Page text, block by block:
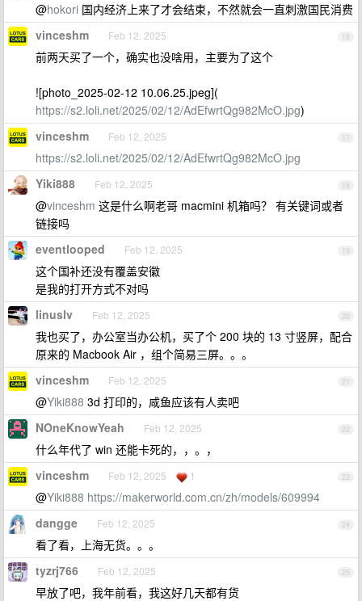
@hokori 国内经济上来了才会结束，不然就会一直刺激国民消费
16
vinceshm Feb 12, 2025
前两天买了一个，确实也没啥用，主要为了这个
![photo_2025-02-12 10.06.25.jpeg](
https://s2.loli.net/2025/02/12/AdEfwrtQg982McO.jpg)
17
vinceshm Feb 12, 2025
https://s2.loli.net/2025/02/12/AdEfwrtQg982McO.jpg
18
Yiki888 Feb 12, 2025
@vinceshm 这是什么啊老哥 macmini 机箱吗？ 有关键词或者
链接吗
19
eventlooped Feb 12, 2025
这个国补还没有覆盖安徽
是我的打开方式不对吗
20
linuslv Feb 12, 2025
我也买了，办公室当办公机，买了个 200 块的 13 寸竖屏，配合
原来的 Macbook Air ，组个简易三屏。。。
21
vinceshm Feb 12, 2025
@Yiki888 3d 打印的，咸鱼应该有人卖吧
22
NOneKnowYeah Feb 12, 2025
什么年代了 win 还能卡死的，，。，
23
vinceshm Feb 12, 2025 1
@Yiki888 https://makerworld.com.cn/zh/models/609994
24
dangge Feb 12, 2025
看了看，上海无货。。。
25
tyzrj766 Feb 12, 2025
早放了吧，我年前看，我这好几天都有货